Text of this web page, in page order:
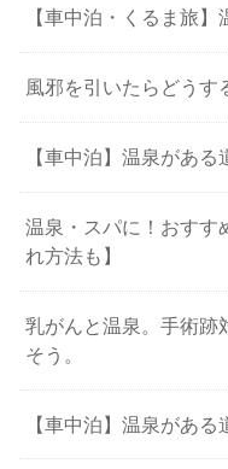
【車中泊・くるま旅
風邪を引いたらどうす
【車中泊】温泉があ
温泉・スパに！おすす
れ方法も】
乳がんと温泉。手術跡
そう。
【車中泊】温泉があ